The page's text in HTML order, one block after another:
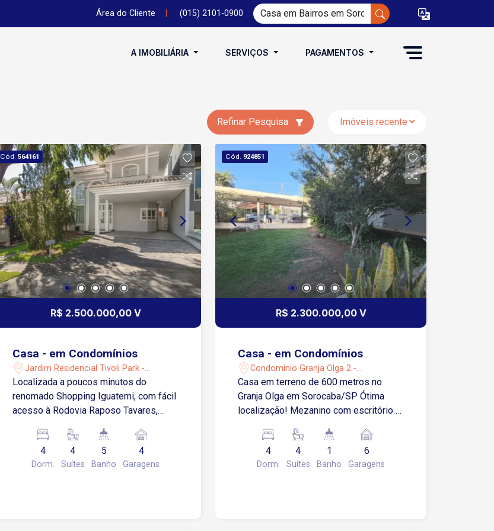
Área do Cliente (015) 2101-0900
A IMOBILIÁRIA SERVIÇOS PAGAMENTOS
Refinar Pesquisa
Cód. 564161
R$ 2.500.000,00 V
Casa - em Condomínios
Jardim Residencial Tivoli Park -
Sorocaba/SP
Localizada a poucos minutos do
renomado Shopping Iguatemi, com fácil
acesso à Rodovia Raposo Tavares,
única para quem busca viver com
qualidade e praticidade. O sobrado
conta com sala de estar e jantar
4
Dorm.
4
Suítes
5
Banho
4
Garagens
Cód. 924851
R$ 2.300.000,00 V
Casa - em Condomínios
Condomínio Granja Olga 2 -
Sorocaba/SP
Casa em terreno de 600 metros no
Granja Olga em Sorocaba/SP Ótima
localização! Mezanino com escritório e
Mais 03 suítes no pavimento térreo,
sendo 01 com closet e hidro sala de tv
cozinha, sala de estar e de jantar em
4
Dorm.
4
Suítes
1
Banho
6
Garagens